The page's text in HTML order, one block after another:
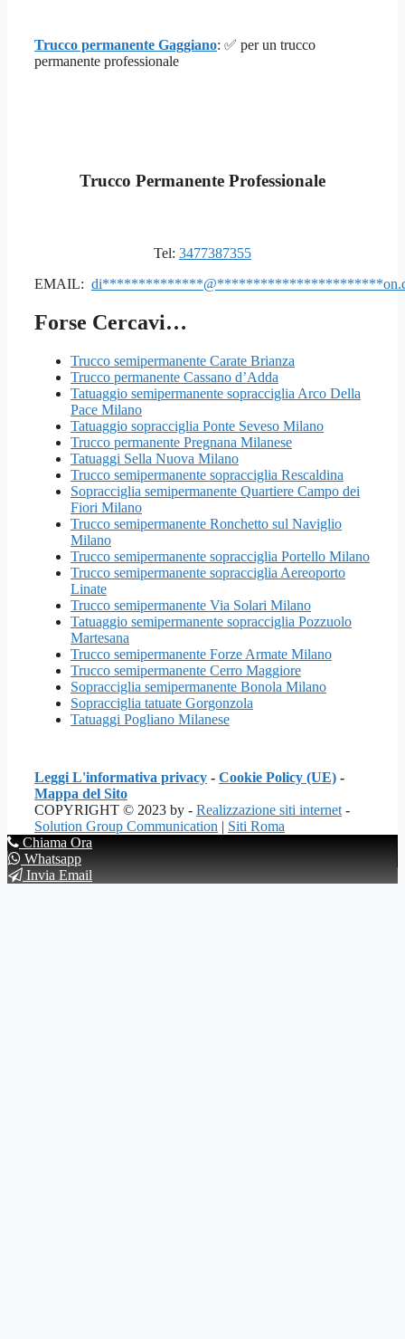
Trucco permanente Gaggiano: ✅ per un trucco
permanente professionale
Trucco Permanente Professionale
Tel: 3477387355
EMAIL: di**************@***********************
Forse Cercavi…
Trucco semipermanente Carate Brianza
Trucco permanente Cassano d’Adda
Tatuaggio semipermanente sopracciglia Arco Della
Pace Milano
Tatuaggio sopracciglia Ponte Seveso Milano
Trucco permanente Pregnana Milanese
Tatuaggi Sella Nuova Milano
Trucco semipermanente sopracciglia Rescaldina
Sopracciglia semipermanente Quartiere Campo dei
Fiori Milano
Trucco semipermanente Ronchetto sul Naviglio
Milano
Trucco semipermanente sopracciglia Portello Milano
Trucco semipermanente sopracciglia Aereoporto
Linate
Trucco semipermanente Via Solari Milano
Tatuaggio semipermanente sopracciglia Pozzuolo
Martesana
Trucco semipermanente Forze Armate Milano
Trucco semipermanente Cerro Maggiore
Sopracciglia semipermanente Bonola Milano
Sopracciglia tatuate Gorgonzola
Tatuaggi Pogliano Milanese
Leggi L'informativa privacy - Cookie Policy (UE) -
Mappa del Sito
COPYRIGHT © 2023 by - Realizzazione siti internet -
Solution Group Communication | Siti Roma
Chiama Ora
Whatsapp
Invia Email